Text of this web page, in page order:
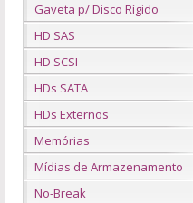
Gaveta p/ Disco Rígido
HD SAS
HD SCSI
HDs SATA
HDs Externos
Memórias
Mídias de Armazenamento
No-Break